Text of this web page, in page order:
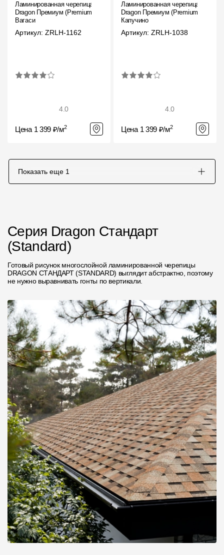
Ламинированная черепица
Dragon Премиум (Premium),
Вагаси
Артикул: ZRLH-1162
4.0
Цена 1 399 ₽/м2
Ламинированная черепица
Dragon Премиум (Premium),
Капучино
Артикул: ZRLH-1038
4.0
Цена 1 399 ₽/м2
Показать еще 1
Серия Dragon Стандарт
(Standard)
Готовый рисунок многослойной ламинированной черепицы
DRAGON СТАНДАРТ (STANDARD) выглядит абстрактно, поэтому
не нужно выравнивать гонты по вертикали.